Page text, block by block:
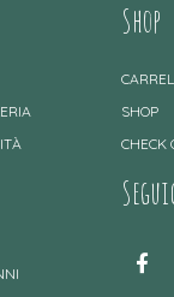
Shop
SHOP
CHECK